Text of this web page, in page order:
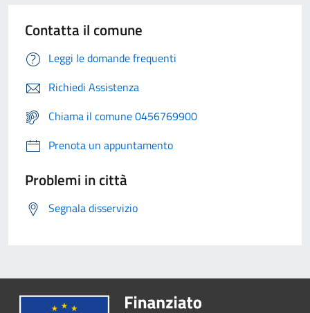
Contatta il comune
Leggi le domande frequenti
Richiedi Assistenza
Chiama il comune 0456769900
Prenota un appuntamento
Problemi in città
Segnala disservizio